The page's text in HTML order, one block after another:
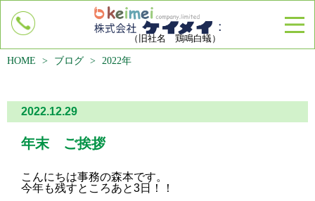
（旧社名 鶏鳴白蟻）
HOME > ブログ > 2022年
2022.12.29
年末 ご挨拶
こんにちは事務の森本です。
今年も残すところあと3日！！
info@keimei-siroari.com
トップページ
会社概要
シロアリについて